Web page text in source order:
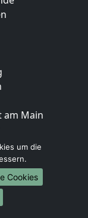
am Main
um die
Cookies